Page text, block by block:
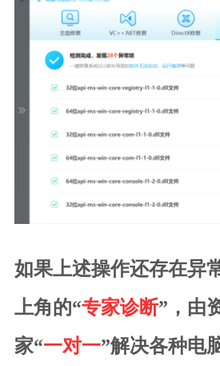
如果上述操作还存在异
上角的“专家诊断”，由
家“一对一”解决各种电